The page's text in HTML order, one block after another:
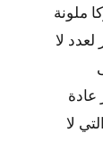
ملونة
لا
عادة
لا